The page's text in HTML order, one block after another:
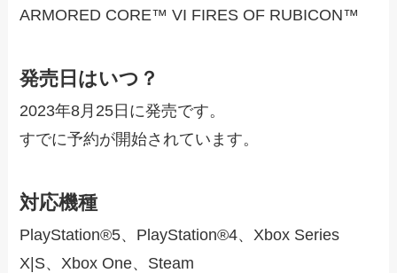
ARMORED CORE™ VI FIRES OF RUBICON™
発売日はいつ？
2023年8月25日に発売です。
すでに予約が開始されています。
対応機種
PlayStation®5、PlayStation®4、Xbox Series
X|S、Xbox One、Steam